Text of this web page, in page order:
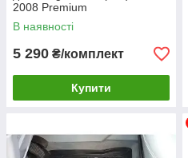
2008 Premium
В наявності
5 290 ₴/комплект
Купити